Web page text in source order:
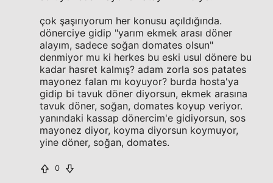
çok şaşırıyorum her konusu açıldığında.
dönerciye gidip "yarım ekmek arası döner
alayım, sadece soğan domates olsun"
denmiyor mu ki herkes bu eski usul dönere bu
kadar hasret kalmış? adam zorla sos patates
mayonez falan mı koyuyor? burda hosta'ya
gidip bi tavuk döner diyorsun, ekmek arasına
tavuk döner, soğan, domates koyup veriyor.
yanındaki kassap dönercim'e gidiyorsun, sos
mayonez diyor, koyma diyorsun koymuyor,
yine döner, soğan, domates.
0